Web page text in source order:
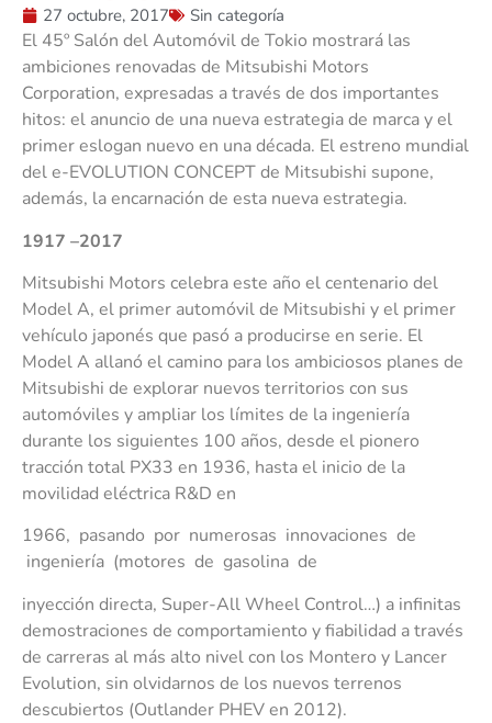
27 octubre, 2017 Sin categoría
El 45º Salón del Automóvil de Tokio mostrará las
ambiciones renovadas de Mitsubishi Motors
Corporation, expresadas a través de dos importantes
hitos: el anuncio de una nueva estrategia de marca y el
primer eslogan nuevo en una década. El estreno mundial
del e-EVOLUTION CONCEPT de Mitsubishi supone,
además, la encarnación de esta nueva estrategia.
1917 –2017
Mitsubishi Motors celebra este año el centenario del
Model A, el primer automóvil de Mitsubishi y el primer
vehículo japonés que pasó a producirse en serie. El
Model A allanó el camino para los ambiciosos planes de
Mitsubishi de explorar nuevos territorios con sus
automóviles y ampliar los límites de la ingeniería
durante los siguientes 100 años, desde el pionero
tracción total PX33 en 1936, hasta el inicio de la
movilidad eléctrica R&D en
1966, pasando por numerosas innovaciones de
ingeniería (motores de gasolina de
inyección directa, Super-All Wheel Control…) a infinitas
demostraciones de comportamiento y fiabilidad a través
de carreras al más alto nivel con los Montero y Lancer
Evolution, sin olvidarnos de los nuevos terrenos
descubiertos (Outlander PHEV en 2012).